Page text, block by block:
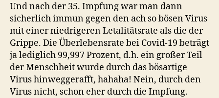
Und nach der 35. Impfung war man dann
sicherlich immun gegen den ach so bösen Virus
mit einer niedrigeren Letalitätsrate als die der
Grippe. Die Überlebensrate bei Covid-19 beträgt
ja lediglich 99,997 Prozent, d.h. ein großer Teil
der Menschheit wurde durch das bösartige
Virus hinweggerafft, hahaha! Nein, durch den
Virus nicht, schon eher durch die Impfung.